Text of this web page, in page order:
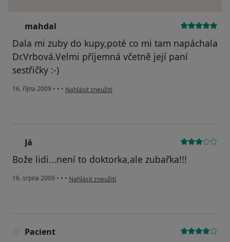
mahdal
Dala mi zuby do kupy,poté co mi tam napáchala
Dr.Vrbová.Velmi příjemná včetně její paní
sestřičky :-)
16. října 2009 • • • podle názoru uživatele mahdal
Nahlásit zneužití
Já
Bože lidi...není to doktorka,ale zubařka!!!
16. srpna 2009 • • • podle názoru uživatele Já
Nahlásit zneužití
Pacient